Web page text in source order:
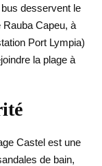
desservent le
Capeu, à
Port Lympia)
la plage à
Castel est une
de bain,